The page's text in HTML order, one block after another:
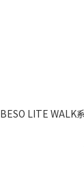
BESO LITE WALK